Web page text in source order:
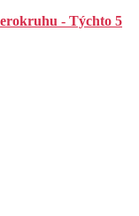
- Týchto 5